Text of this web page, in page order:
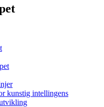
kunstig intellingens